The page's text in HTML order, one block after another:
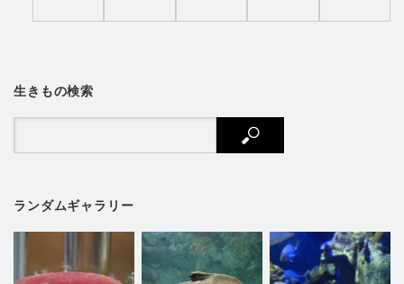
生きもの検索
ランダムギャラリー